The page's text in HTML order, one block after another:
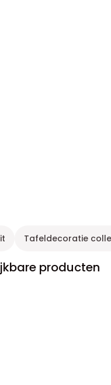
Tafeldecoratie
producten